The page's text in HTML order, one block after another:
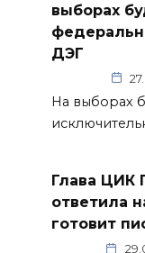
выборах
ДЭГ
На выборах
Глава ЦИК
ответила
готовит